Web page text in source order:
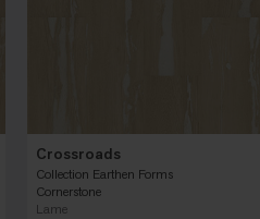
Crossroads
Collection Earthen Forms
Cornerstone
Lame